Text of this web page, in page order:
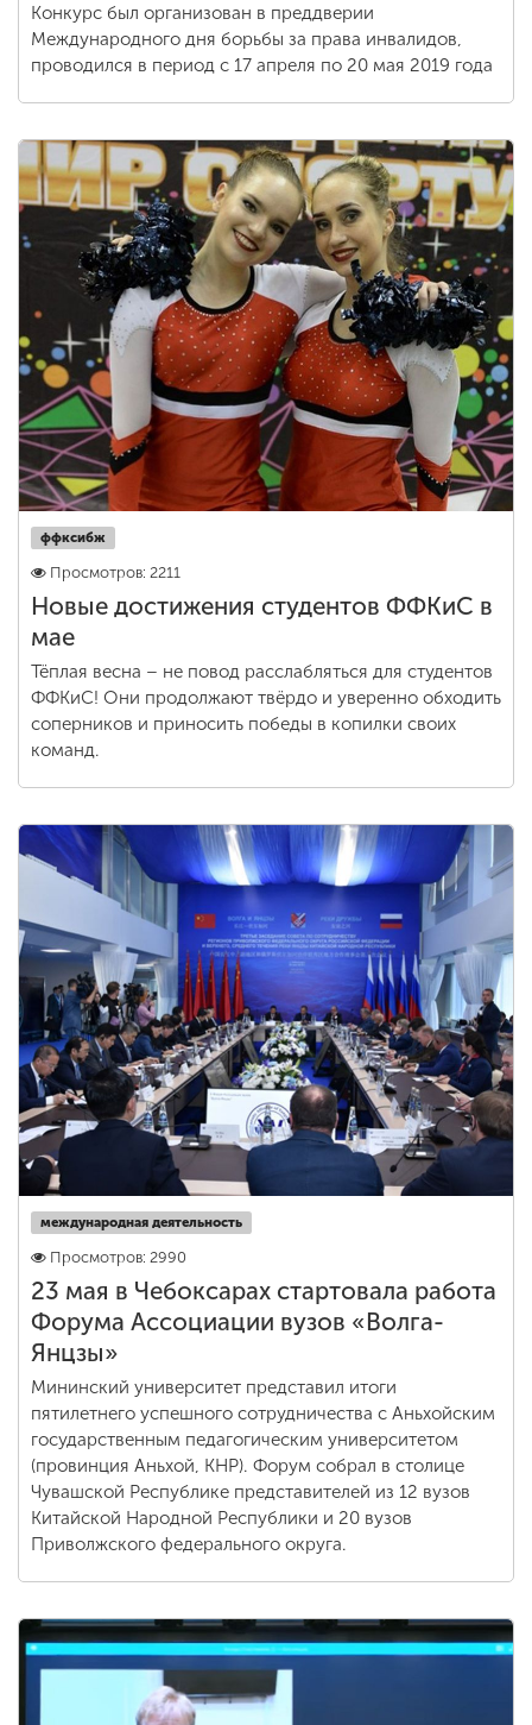
Конкурс был организован в преддверии
Международного дня борьбы за права инвалидов,
проводился в период с 17 апреля по 20 мая 2019 года
ффксибж
Просмотров: 2211
Новые достижения студентов ФФКиС в
мае
Тёплая весна – не повод расслабляться для студентов
ФФКиС! Они продолжают твёрдо и уверенно обходить
соперников и приносить победы в копилки своих
команд.
международная деятельность
Просмотров: 2990
23 мая в Чебоксарах стартовала работа
Форума Ассоциации вузов «Волга-
Янцзы»
Мининский университет представил итоги
пятилетнего успешного сотрудничества с Аньхойским
государственным педагогическим университетом
(провинция Аньхой, КНР). Форум собрал в столице
Чувашской Республике представителей из 12 вузов
Китайской Народной Республики и 20 вузов
Приволжского федерального округа.